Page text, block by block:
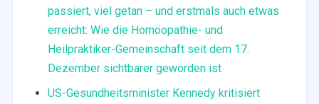
passiert, viel getan – und erstmals auch etwas
erreicht: Wie die Homöopathie- und
Heilpraktiker-Gemeinschaft seit dem 17.
Dezember sichtbarer geworden ist
US-Gesundheitsminister Kennedy kritisiert